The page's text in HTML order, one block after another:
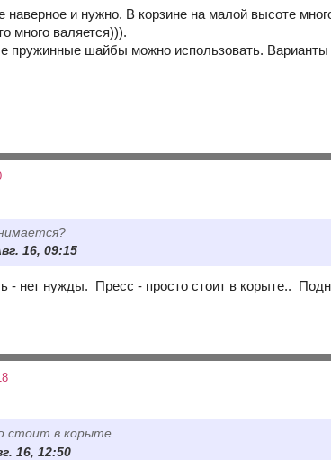
наверное и нужно. В корзине на малой высоте
много валяется))).
пружинные шайбы можно использовать. Варианты
16, 09:15
- нет нужды. Пресс - просто стоит в корыте..
стоит в корыте..
16, 12:50